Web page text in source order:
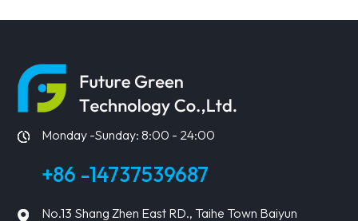
Monday -Sunday: 8:00 - 24:00
+86 -14737539687
No.13 Shang Zhen East RD., Taihe Town Baiyun